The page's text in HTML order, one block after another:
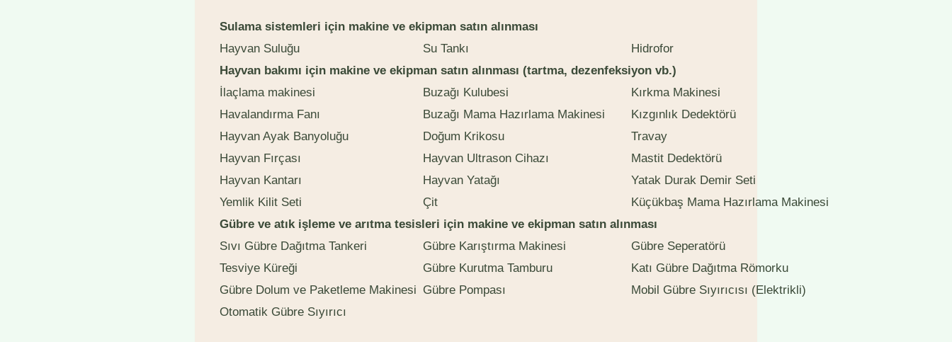
Sulama sistemleri için makine ve ekipman satın alınması
Hayvan Suluğu
Su Tankı
Hidrofor
Hayvan bakımı için makine ve ekipman satın alınması (tartma, dezenfeksiyon vb.)
İlaçlama makinesi
Buzağı Kulubesi
Kırkma Makinesi
Havalandırma Fanı
Buzağı Mama Hazırlama Makinesi
Kızgınlık Dedektörü
Hayvan Ayak Banyoluğu
Doğum Krikosu
Travay
Hayvan Fırçası
Hayvan Ultrason Cihazı
Mastit Dedektörü
Hayvan Kantarı
Hayvan Yatağı
Yatak Durak Demir Seti
Yemlik Kilit Seti
Çit
Küçükbaş Mama Hazırlama Makinesi
Gübre ve atık işleme ve arıtma tesisleri için makine ve ekipman satın alınması
Sıvı Gübre Dağıtma Tankeri
Gübre Karıştırma Makinesi
Gübre Seperatörü
Tesviye Küreği
Gübre Kurutma Tamburu
Katı Gübre Dağıtma Römorku
Gübre Dolum ve Paketleme Makinesi Gübre Pompası
Mobil Gübre Sıyırıcısı (Elektrikli)
Otomatik Gübre Sıyırıcı